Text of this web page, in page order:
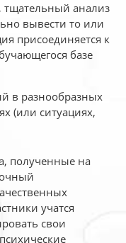
тщательный анализ
вывести то или
присоединяется к
базе
в разнообразных
(или ситуациях,
полученные на
учатся
свои